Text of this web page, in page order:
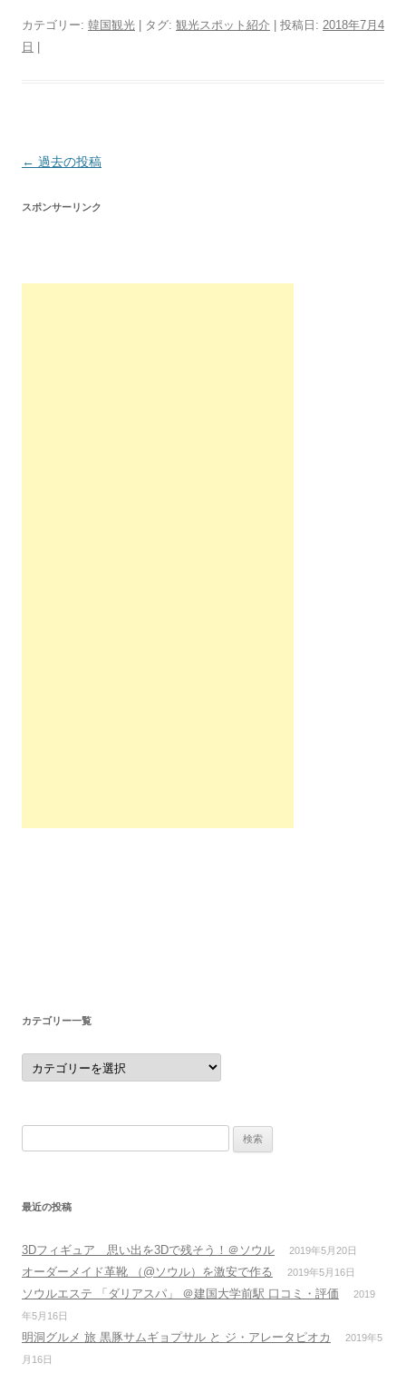
c
o
k
tt
e
k
g
ck
カテゴリー: 韓国観光 | タグ: 観光スポット紹介 | 投稿日: 2018年7月4
日
投
ナ
← 過去の投稿
スポンサーリンク
カテゴリー一覧
カ
テ
ゴ
一
最近の投稿
3Dフィギュア 思い出を3Dで残そう！＠ソウル 2019年5月20日
オーダーメイド革靴 （@ソウル）を激安で作る 2019年5月16日
ソウルエステ 「ダリアスパ」 ＠建国大学前駅 口コミ・評価
2019
年5月16日
明洞グルメ 旅 黒豚サムギョプサル と ジ・アレータピオカ
2019年5
月16日